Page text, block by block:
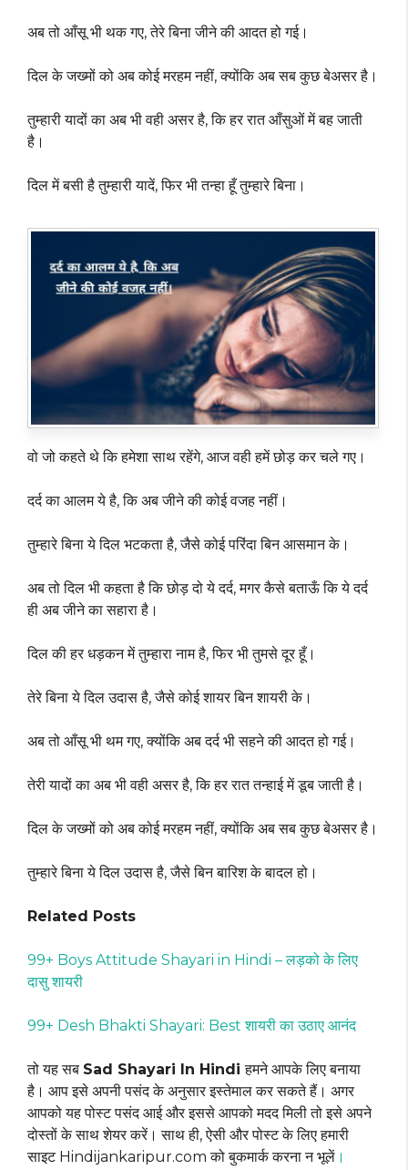
अब तो आँसू भी थक गए, तेरे बिना जीने की आदत हो गई।
दिल के जख्मों को अब कोई मरहम नहीं, क्योंकि अब सब कुछ बेअसर है।
तुम्हारी यादों का अब भी वही असर है, कि हर रात आँसुओं में बह जाती
है।
दिल में बसी है तुम्हारी यादें, फिर भी तन्हा हूँ तुम्हारे बिना।
वो जो कहते थे कि हमेशा साथ रहेंगे, आज वही हमें छोड़ कर चले गए।
दर्द का आलम ये है, कि अब जीने की कोई वजह नहीं।
तुम्हारे बिना ये दिल भटकता है, जैसे कोई परिंदा बिन आसमान के।
अब तो दिल भी कहता है कि छोड़ दो ये दर्द, मगर कैसे बताऊँ कि ये दर्द
ही अब जीने का सहारा है।
दिल की हर धड़कन में तुम्हारा नाम है, फिर भी तुमसे दूर हूँ।
तेरे बिना ये दिल उदास है, जैसे कोई शायर बिन शायरी के।
अब तो आँसू भी थम गए, क्योंकि अब दर्द भी सहने की आदत हो गई।
तेरी यादों का अब भी वही असर है, कि हर रात तन्हाई में डूब जाती है।
दिल के जख्मों को अब कोई मरहम नहीं, क्योंकि अब सब कुछ बेअसर है।
तुम्हारे बिना ये दिल उदास है, जैसे बिन बारिश के बादल हो।
Related Posts
99+ Boys Attitude Shayari in Hindi – लड़को के लिए
दासु शायरी
99+ Desh Bhakti Shayari: Best शायरी का उठाए आनंद
तो यह सब Sad Shayari In Hindiहमने आपके लिए बनाया
है। आप इसे अपनी पसंद के अनुसार इस्तेमाल कर सकते हैं। अगर
आपको यह पोस्ट पसंद आई और इससे आपको मदद मिली तो इसे अपने
दोस्तों के साथ शेयर करें। साथ ही, ऐसी और पोस्ट के लिए हमारी
साइट Hindijankaripur.com को बुकमार्क करना न भूलें ।